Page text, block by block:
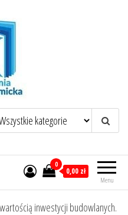
Menu
0
0,00 zł
inwestycji budowlanych.